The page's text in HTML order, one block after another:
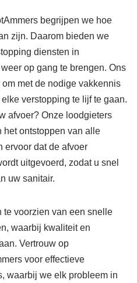
begrijpen we hoe
zijn. Daarom bieden we
diensten in
op gang te brengen. Ons
met de nodige vakkennis
verstopping te lijf te gaan.
afvoer? Onze loodgieters
ontstoppen van alle
ervoor dat de afvoer
uitgevoerd, zodat u snel
uw sanitair.
te voorzien van een snelle
waarbij kwaliteit en
Vertrouw op
voor effectieve
waarbij we elk probleem in